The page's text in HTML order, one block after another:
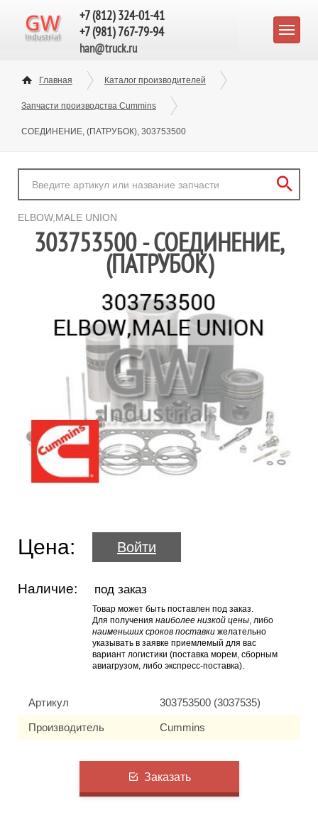
+7 (812) 324-01-41
+7 (981) 767-79-94
han@truck.ru
Главная Каталог производителей
Запчасти производства Cummins
СОЕДИНЕНИЕ, (ПАТРУБОК), 303753500
ELBOW,MALE UNION
303753500 - СОЕДИНЕНИЕ,
(ПАТРУБОК)
Цена: Войти
Наличие: под заказ
Товар может быть поставлен под заказ.
Для получения наиболее низкой цены, либо
наименьших сроков поставки желательно
указывать в заявке приемлемый для вас
вариант логистики (поставка морем, сборным
авиагрузом, либо экспресс-поставка).
Артикул 303753500 (3037535)
Производитель Cummins
Заказать